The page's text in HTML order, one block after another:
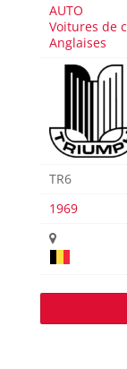
AUTO
Voitures de
Anglaises
TR6
1969